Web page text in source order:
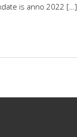
is anno 2022 […]